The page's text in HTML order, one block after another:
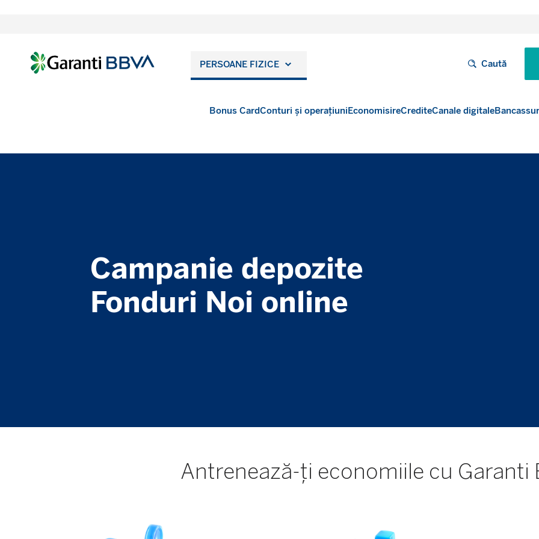
PERSOANE FIZICE Caută
Bonus CardConturi și operațiuniEconomisireCrediteCanale digitale
Campanie depozite
Fonduri Noi online
Antrenează-ți economiile cu Garanti